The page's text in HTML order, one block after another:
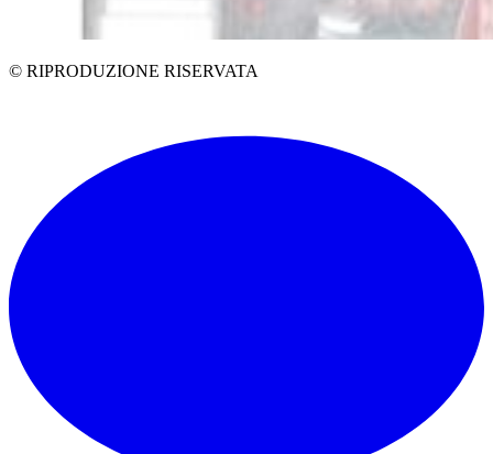
© RIPRODUZIONE RISERVATA